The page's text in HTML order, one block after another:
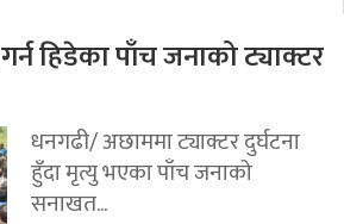
हिडेका पाँच जनाको ट्याक्टर
धनगढी/ अछाममा ट्याक्टर दुर्घटना
हुँदा मृत्यु भएका पाँच जनाको
सनाखत...